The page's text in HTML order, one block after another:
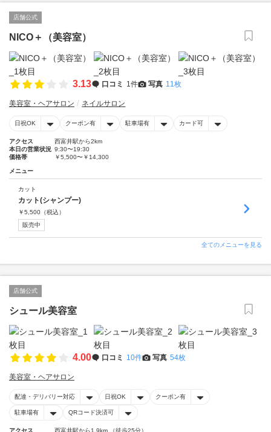
店舗公式
NICO＋（美容室）
3.13 口コミ 1件 写真 11枚
美容室・ヘアサロン ネイルサロン
日祝OK クーポン有 駐車場有 カード可
アクセス
西富井駅から2km
本日の営業状況 9:30〜19:30
価格帯
￥5,500〜￥14,300
メニュー
カット
カット(シャンプー)
￥5,500 （税込）
販売中
全てのメニューを見る
店舗公式
シュール美容室
4.00 口コミ 10件 写真 54枚
美容室・ヘアサロン
配達・デリバリー対応 日祝OK クーポン有
駐車場有 QRコード決済可
アクセス
西富井駅から1.9km （徒歩25分）